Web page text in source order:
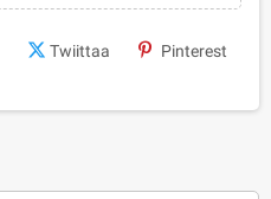
Twiittaa Pinterest